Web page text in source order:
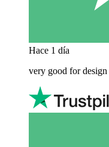
Hace 1 día
very good for design